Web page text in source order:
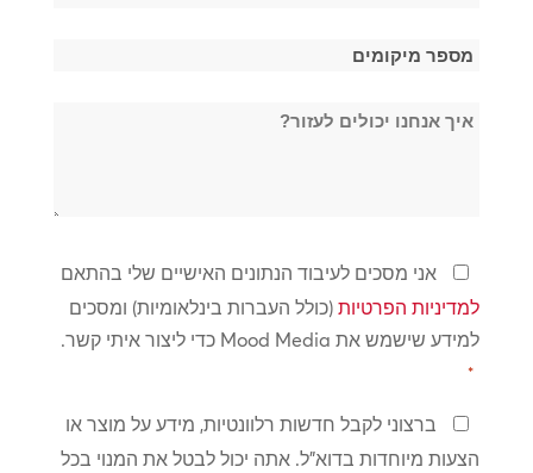
מספר
*
איך
מדיניות
פרטיות
*
אני מסכים לעיבוד הנתונים האישיים שלי בהתאם
למדיניות הפרטיות(כולל העברות בינלאומיות) ומסכים
למידע שישמש את Mood Media כדי ליצור איתי קשר.
*
שמור
על
ברצוני לקבל חדשות רלוונטיות, מידע על מוצר או
הצעות מיוחדות בדוא"ל. אתה יכול לבטל את המנוי בכל